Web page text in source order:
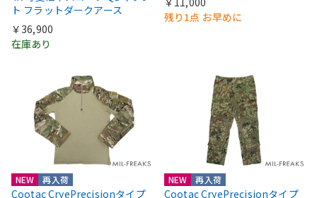
ト フラットダークアース
￥36,900
在庫あり
残り1点 お早めに
NEW 再入荷
Cootac CryePrecisionタイプ
NEW 再入荷
Cootac CryePrecisionタイプ